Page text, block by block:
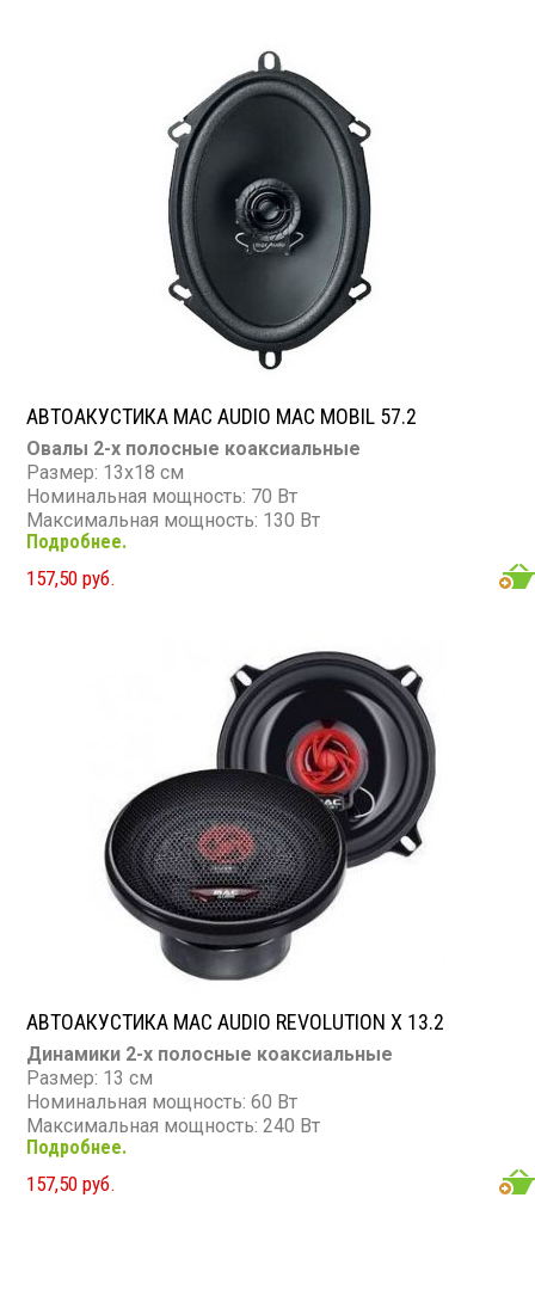
АВТОАКУСТИКА MAC AUDIO MAC MOBIL 57.2
Овалы 2-х полосные коаксиальные
Размер: 13х18 см
Номинальная мощность: 70 Вт
Максимальная мощность: 130 Вт
Диапазон частот: 39 - 20 000 Гц
Чувствительность: 90 дБ
Сопротивление: 4 Ом
Подробнее.
157,50 руб.
АВТОАКУСТИКА MAC AUDIO REVOLUTION X 13.2
Динамики 2-х полосные коаксиальные
Размер: 13 см
Номинальная мощность: 60 Вт
Максимальная мощность: 240 Вт
Диапазон частот: 36 - 26 000 Гц
Чувствительность: 90 дБ
Сопротивление: 4 Ом
Подробнее.
157,50 руб.